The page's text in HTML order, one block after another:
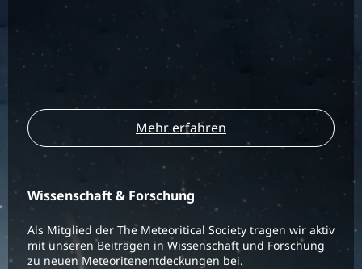
Mehr erfahren
Wissenschaft & Forschung
Als Mitglied der The Meteoritical Society tragen wir aktiv
mit unseren Beiträgen in Wissenschaft und Forschung
zu neuen Meteoritenentdeckungen bei.